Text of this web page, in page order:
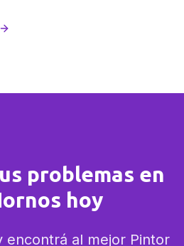
problemas en
hoy
encontrá al mejor Pintor